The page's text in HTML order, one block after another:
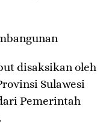
disaksikan oleh
Sulawesi
Pemerintah